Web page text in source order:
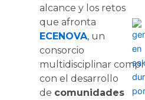
alcance y los retos
que afronta
ECENOVA, un
consorcio
multidisciplinar
con el desarrollo
de comunidades